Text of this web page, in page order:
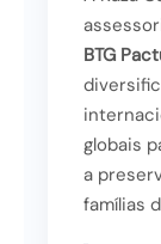
BTG
globais
a
famílias